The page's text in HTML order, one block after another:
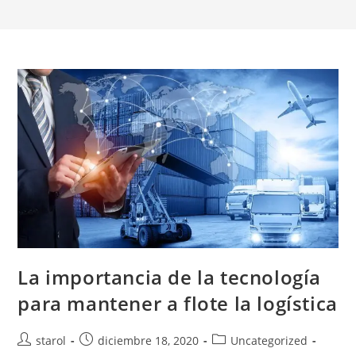
La importancia de la tecnología
para mantener a flote la logística
starol diciembre 18, 2020
Uncategorized